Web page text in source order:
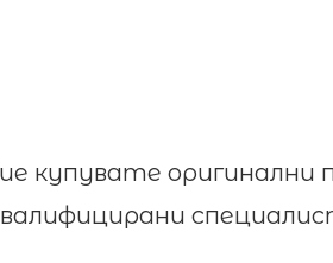
купувате оригинални